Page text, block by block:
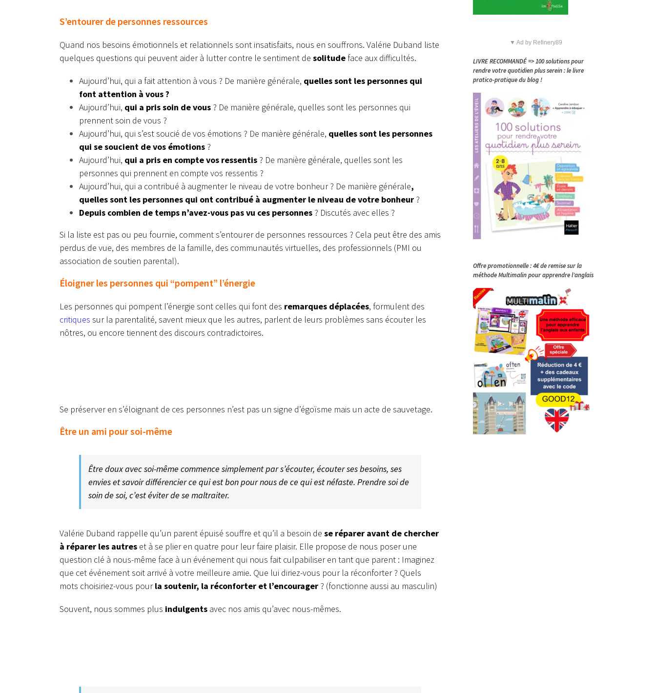
S’entourer de personnes ressources
Quand nos besoins émotionnels et relationnels sont insatisfaits, nous en souffrons. Valérie Duband liste
quelques questions qui peuvent aider à lutter contre le sentiment de solitude face aux difficultés.
Aujourd’hui, qui a fait attention à vous ? De manière générale, quelles sont les personnes qui
font attention à vous ?
Aujourd’hui, qui a pris soin de vous ? De manière générale, quelles sont les personnes qui
prennent soin de vous ?
Aujourd’hui, qui s’est soucié de vos émotions ? De manière générale, quelles sont les personnes
qui se soucient de vos émotions ?
Aujourd’hui, qui a pris en compte vos ressentis ? De manière générale, quelles sont les
personnes qui prennent en compte vos ressentis ?
Aujourd’hui, qui a contribué à augmenter le niveau de votre bonheur ? De manière générale,
quelles sont les personnes qui ont contribué à augmenter le niveau de votre bonheur ?
Depuis combien de temps n’avez-vous pas vu ces personnes ? Discutés avec elles ?
Si la liste est pas ou peu fournie, comment s’entourer de personnes ressources ? Cela peut être des amis
perdus de vue, des membres de la famille, des communautés virtuelles, des professionnels (PMI ou
association de soutien parental).
Éloigner les personnes qui “pompent” l’énergie
Les personnes qui pompent l’énergie sont celles qui font des remarques déplacées, formulent des
critiques sur la parentalité, savent mieux que les autres, parlent de leurs problèmes sans écouter les
nôtres, ou encore tiennent des discours contradictoires.
Se préserver en s’éloignant de ces personnes n’est pas un signe d’égoïsme mais un acte de sauvetage.
Être un ami pour soi-même
Être doux avec soi-même commence simplement par s’écouter, écouter ses besoins, ses
envies et savoir différencier ce qui est bon pour nous de ce qui est néfaste. Prendre soi de
soin de soi, c’est éviter de se maltraiter.
Valérie Duband rappelle qu’un parent épuisé souffre et qu’il a besoin de se réparer avant de chercher
à réparer les autres et à se plier en quatre pour leur faire plaisir. Elle propose de nous poser une
question clé à nous-même face à un événement qui nous fait culpabiliser en tant que parent : Imaginez
que cet événement soit arrivé à votre meilleure amie. Que lui diriez-vous pour la réconforter ? Quels
mots choisiriez-vous pourla soutenir, la réconforter et l’encourager ? (fonctionne aussi au masculin)
Souvent, nous sommes plus indulgents avec nos amis qu’avec nous-mêmes.
▼ Ad by Refinery89
LIVRE RECOMMANDÉ => 100 solutions pour
rendre votre quotidien plus serein : le livre
pratico-pratique du blog !
Offre promotionnelle : 4€ de remise sur la
méthode Multimalin pour apprendre l’anglais